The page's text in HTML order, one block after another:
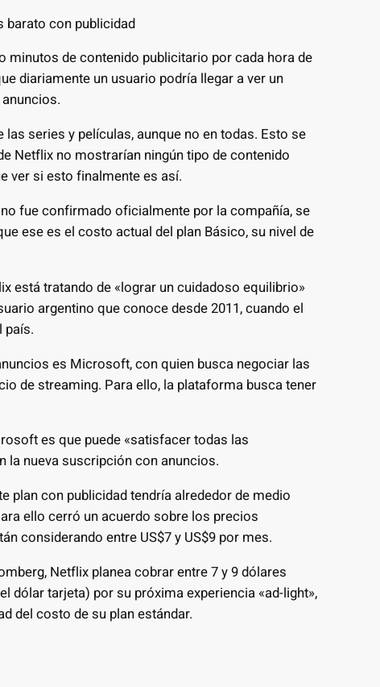
barato con publicidad
minutos de contenido publicitario por cada hora de
diariamente un usuario podría llegar a ver un
series y películas, aunque no en todas. Esto se
Netflix no mostrarían ningún tipo de contenido
ver si esto finalmente es así.
fue confirmado oficialmente por la compañía, se
ese es el costo actual del plan Básico, su nivel de
está tratando de «lograr un cuidadoso equilibrio»
argentino que conoce desde 2011, cuando el
país.
es Microsoft, con quien busca negociar las
de streaming. Para ello, la plataforma busca tener
es que puede «satisfacer todas las
la nueva suscripción con anuncios.
plan con publicidad tendría alrededor de medio
ello cerró un acuerdo sobre los precios
considerando entre US$7 y US$9 por mes.
Netflix planea cobrar entre 7 y 9 dólares
dólar tarjeta) por su próxima experiencia «ad-light»,
del costo de su plan estándar.